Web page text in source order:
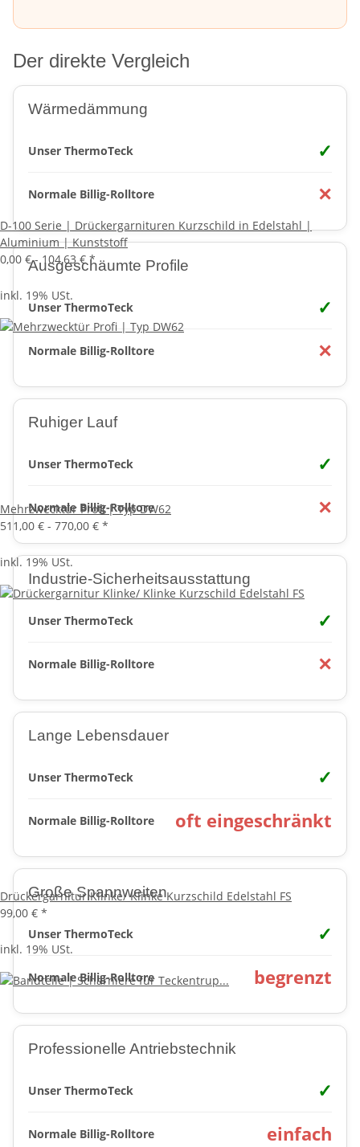
Der direkte Vergleich
Wärmedämmung
Unser ThermoTeck ✓
Normale Billig-Rolltore ✕
Ausgeschäumte Profile
Unser ThermoTeck ✓
Normale Billig-Rolltore ✕
Ruhiger Lauf
Unser ThermoTeck ✓
Normale Billig-Rolltore ✕
Industrie-Sicherheitsausstattung
Unser ThermoTeck ✓
Normale Billig-Rolltore ✕
Lange Lebensdauer
Unser ThermoTeck ✓
Normale Billig-Rolltore oft eingeschränkt
Große Spannweiten
Unser ThermoTeck ✓
Normale Billig-Rolltore begrenzt
Professionelle Antriebstechnik
Unser ThermoTeck ✓
Normale Billig-Rolltore einfach
D-100 Serie | Drückergarnituren Kurzschild in Edelstahl |
Aluminium | Kunststoff
0,00 € -104,63 €*
inkl. 19% USt.
Mehrzwecktür Profi | Typ DW62
511,00 € - 770,00 € *
inkl. 19% USt.
Drückergarnitur Klinke/ Klinke Kurzschild Edelstahl FS
99,00 € *
inkl. 19% USt.